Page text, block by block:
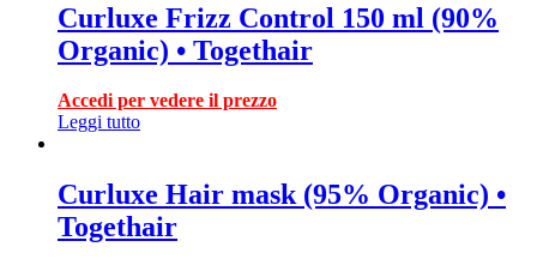
Curluxe Frizz Control 150 ml (90%
Organic) • Togethair
Accedi per vedere il prezzo
Leggi tutto
Curluxe Hair mask (95% Organic) •
Togethair